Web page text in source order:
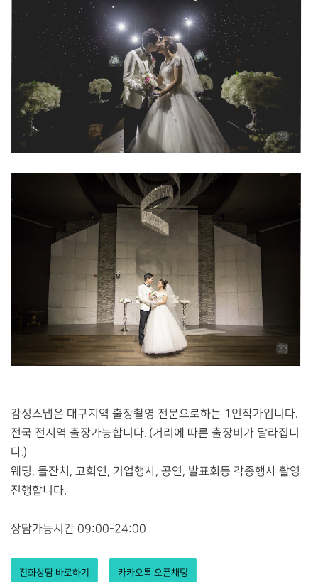
감성스냅은 대구지역 출장촬영 전문으로하는 1인작가입니다.
전국 전지역 출장가능합니다. (거리에 따른 출장비가 달라집니
다.)
웨딩, 돌잔치, 고희연, 기업행사, 공연, 발표회등 각종행사 촬영
진행합니다.
상담가능시간 09:00-24:00
전화상담 바로하기 카카오톡 오픈채팅